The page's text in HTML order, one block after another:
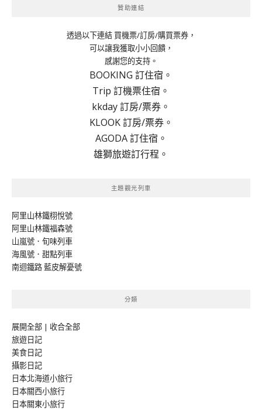
贊助連結
透過以下連結 買機票/訂房/購買票券，
可以讓我獲取小小回饋，
感謝您的支持。
BOOKING 訂住宿。
Trip 訂機票住宿。
kkday 訂房/票券。
KLOOK 訂房/票券。
AGODA 訂住宿。
雄獅旅遊訂行程。
主題觀光列車
阿里山林鐵栩悅號
阿里山林鐵福森號
山嵐號．旬味列車
海風號．甜點列車
南迴鐵路 藍皮解憂號
分類
展開全部 | 收合全部
旅遊日記
美食日記
攝影日記
日本北海道小旅行
日本關西小旅行
日本關東小旅行